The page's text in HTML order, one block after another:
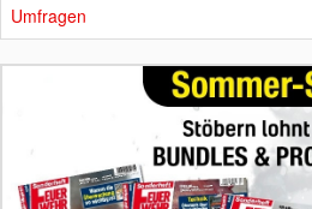
Umfragen